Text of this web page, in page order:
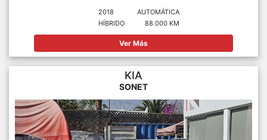
2018
HÍBRIDO
AUTOMÁTICA
88.000 KM
Ver Más
KIA
SONET